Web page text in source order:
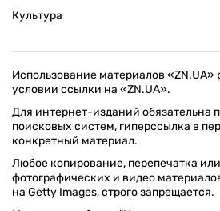
Культура
Использование материалов «ZN.UA»
условии ссылки на «ZN.UA».
Для интернет-изданий обязательна
поисковых систем, гиперссылка в
конкретный материал.
Любое копирование, перепечатка
фотографических и видео
на Getty Images, строго запрещается.